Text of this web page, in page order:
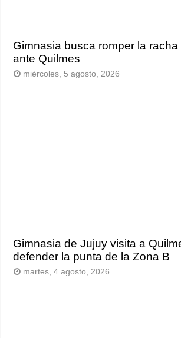
Gimnasia busca romper la
ante Quilmes
miércoles, 5 agosto, 2026
Gimnasia de Jujuy visita a
defender la punta de la Zona B
martes, 4 agosto, 2026